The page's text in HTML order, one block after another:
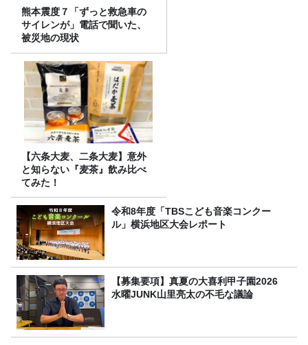
熊本震度７「ずっと救急車の
サイレンが」電話で聞いた、
被災地の現状
【六条大麦、二条大麦】意外
と知らない『麦茶』飲み比べ
てみた！
令和8年度「TBSこども音楽コンクー
ル」横浜地区大会レポート
【募集要項】真夏の大喜利甲子園2026
水曜JUNK山里亮太の不毛な議論